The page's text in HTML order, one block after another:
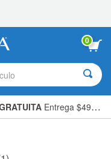
0
Entrega $49,00 »